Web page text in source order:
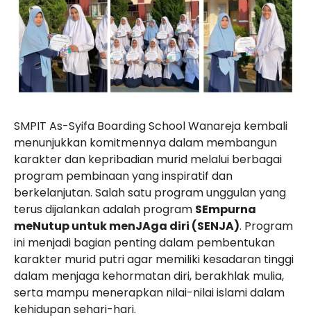
SMPIT As-Syifa Boarding School Wanareja kembali
menunjukkan komitmennya dalam membangun
karakter dan kepribadian murid melalui berbagai
program pembinaan yang inspiratif dan
berkelanjutan. Salah satu program unggulan yang
terus dijalankan adalah program SEmpurna
meNutup untuk menJAga diri (SENJA). Program
ini menjadi bagian penting dalam pembentukan
karakter murid putri agar memiliki kesadaran tinggi
dalam menjaga kehormatan diri, berakhlak mulia,
serta mampu menerapkan nilai-nilai islami dalam
kehidupan sehari-hari.